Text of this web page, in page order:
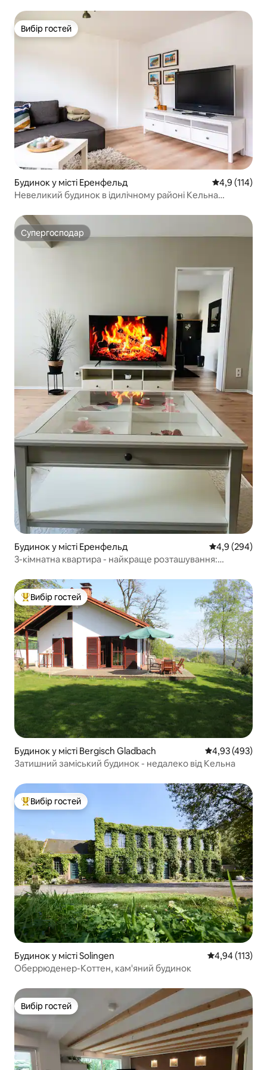
Вибір гостей
Вибір гостей
Будинок у місті Еренфельд Середня
4,9 (114)
Невеликий будинок в ідилічному районі Кельна
Супергосподар
Супергосподар
Будинок у місті Еренфельд Середня
4,9 (294)
3-кімнатна квартира - найкраще розташування:
Топ вибір гостей
Вибір гостей
Будинок у місті Bergisch Gladbach Середня
4,93 (493)
Затишний заміський будинок - недалеко від Кельна
Топ вибір гостей
Вибір гостей
Будинок у місті Solingen Середня
4,94 (113)
Оберрюденер-Коттен, кам'яний будинок
Вибір гостей
Вибір гостей